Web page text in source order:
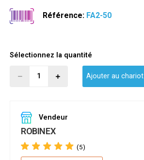
Référence: FA2-50
Sélectionnez la quantité
Ajouter au chariot
Vendeur
ROBINEX
(5)